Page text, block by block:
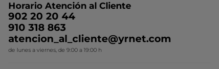
Conviértete en Franquiciada
Ideas de Regalo
Colección Monoi
Novedades del mes
Contacto
Horario Atención al Cliente
902 20 20 44
910 318 863
atencion_al_cliente@yrnet.com
de lunes a viernes, de 9:00 a 19:00 h